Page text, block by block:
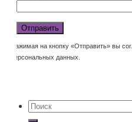
Нажимая на кнопку «Отправить» вы
персональных данных.